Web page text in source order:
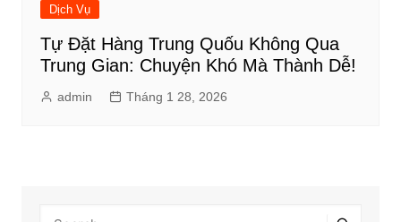
Dịch Vụ
Tự Đặt Hàng Trung Quốu Không Qua
Trung Gian: Chuyện Khó Mà Thành Dễ!
admin Tháng 1 28, 2026